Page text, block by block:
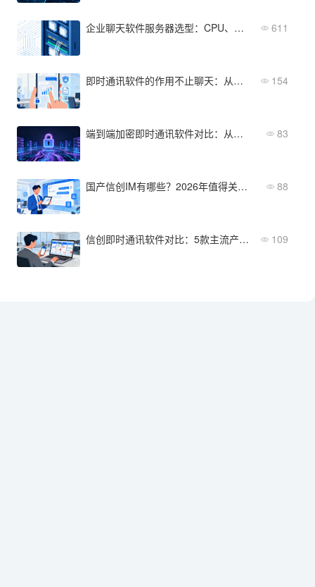
企业聊天软件服务器选型：CPU、内存、带宽测算 611
即时通讯软件的作用不止聊天：从提效降本到数据防泄密 154
端到端加密即时通讯软件对比：从安全性到部署成本全维度评测 83
国产信创IM有哪些？2026年值得关注的方案 88
信创即时通讯软件对比：5款主流产品功能与价格横评 109